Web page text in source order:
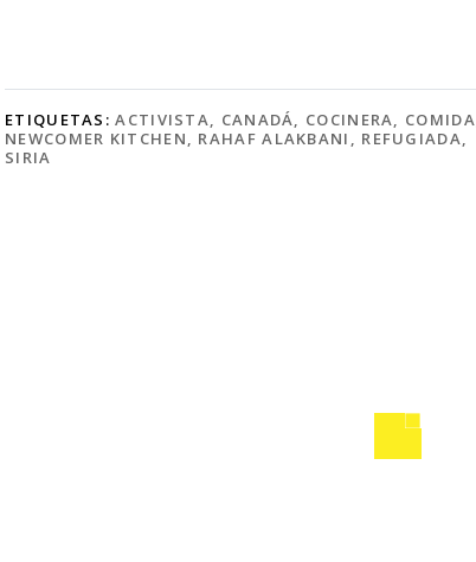
ETIQUETAS:ACTIVISTA, CANADÁ, COCINERA, COMIDA
NEWCOMER KITCHEN, RAHAF ALAKBANI , REFUGIADA,
SIRIA